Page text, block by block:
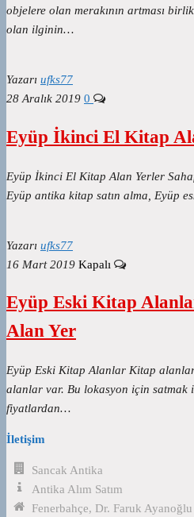
objelere olan merakının artması
olan ilginin…
Yazarı ufks77
28 Aralık 2019 0
Eyüp İkinci El Kitap
Eyüp İkinci El Kitap Alan Yerler
Eyüp antika kitap satın alma, Eyüp
Yazarı ufks77
16 Mart 2019 Kapalı
Eyüp Eski Kitap
Alan Yer
Eyüp Eski Kitap Alanlar Kitap
alanlar var. Bu lokasyon için satmak
fiyatlardan…
İletişim
Sancak Antika
Antika Alım Satım
Fenerbahçe, Dr. Faruk